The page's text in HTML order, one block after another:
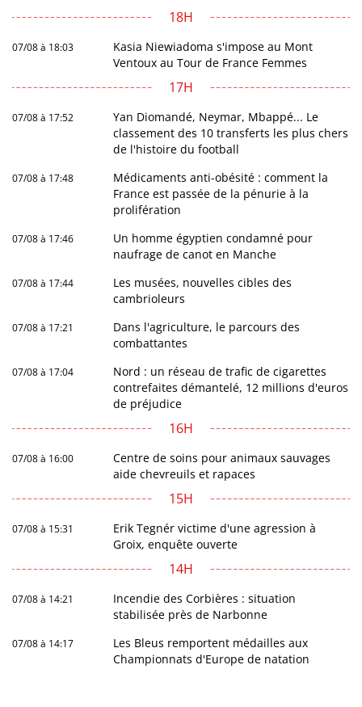
18H
07/08 à 18:03
Kasia Niewiadoma s'impose au Mont
Ventoux au Tour de France Femmes
17H
07/08 à 17:52
Yan Diomandé, Neymar, Mbappé... Le
classement des 10 transferts les plus chers
de l'histoire du football
07/08 à 17:48
Médicaments anti-obésité : comment la
France est passée de la pénurie à la
prolifération
07/08 à 17:46
Un homme égyptien condamné pour
naufrage de canot en Manche
07/08 à 17:44
Les musées, nouvelles cibles des
cambrioleurs
07/08 à 17:21
Dans l'agriculture, le parcours des
combattantes
07/08 à 17:04
Nord : un réseau de trafic de cigarettes
contrefaites démantelé, 12 millions d'euros
de préjudice
16H
07/08 à 16:00
Centre de soins pour animaux sauvages
aide chevreuils et rapaces
15H
07/08 à 15:31
Erik Tegnér victime d'une agression à
Groix, enquête ouverte
14H
07/08 à 14:21
Incendie des Corbières : situation
stabilisée près de Narbonne
07/08 à 14:17
Les Bleus remportent médailles aux
Championnats d'Europe de natation